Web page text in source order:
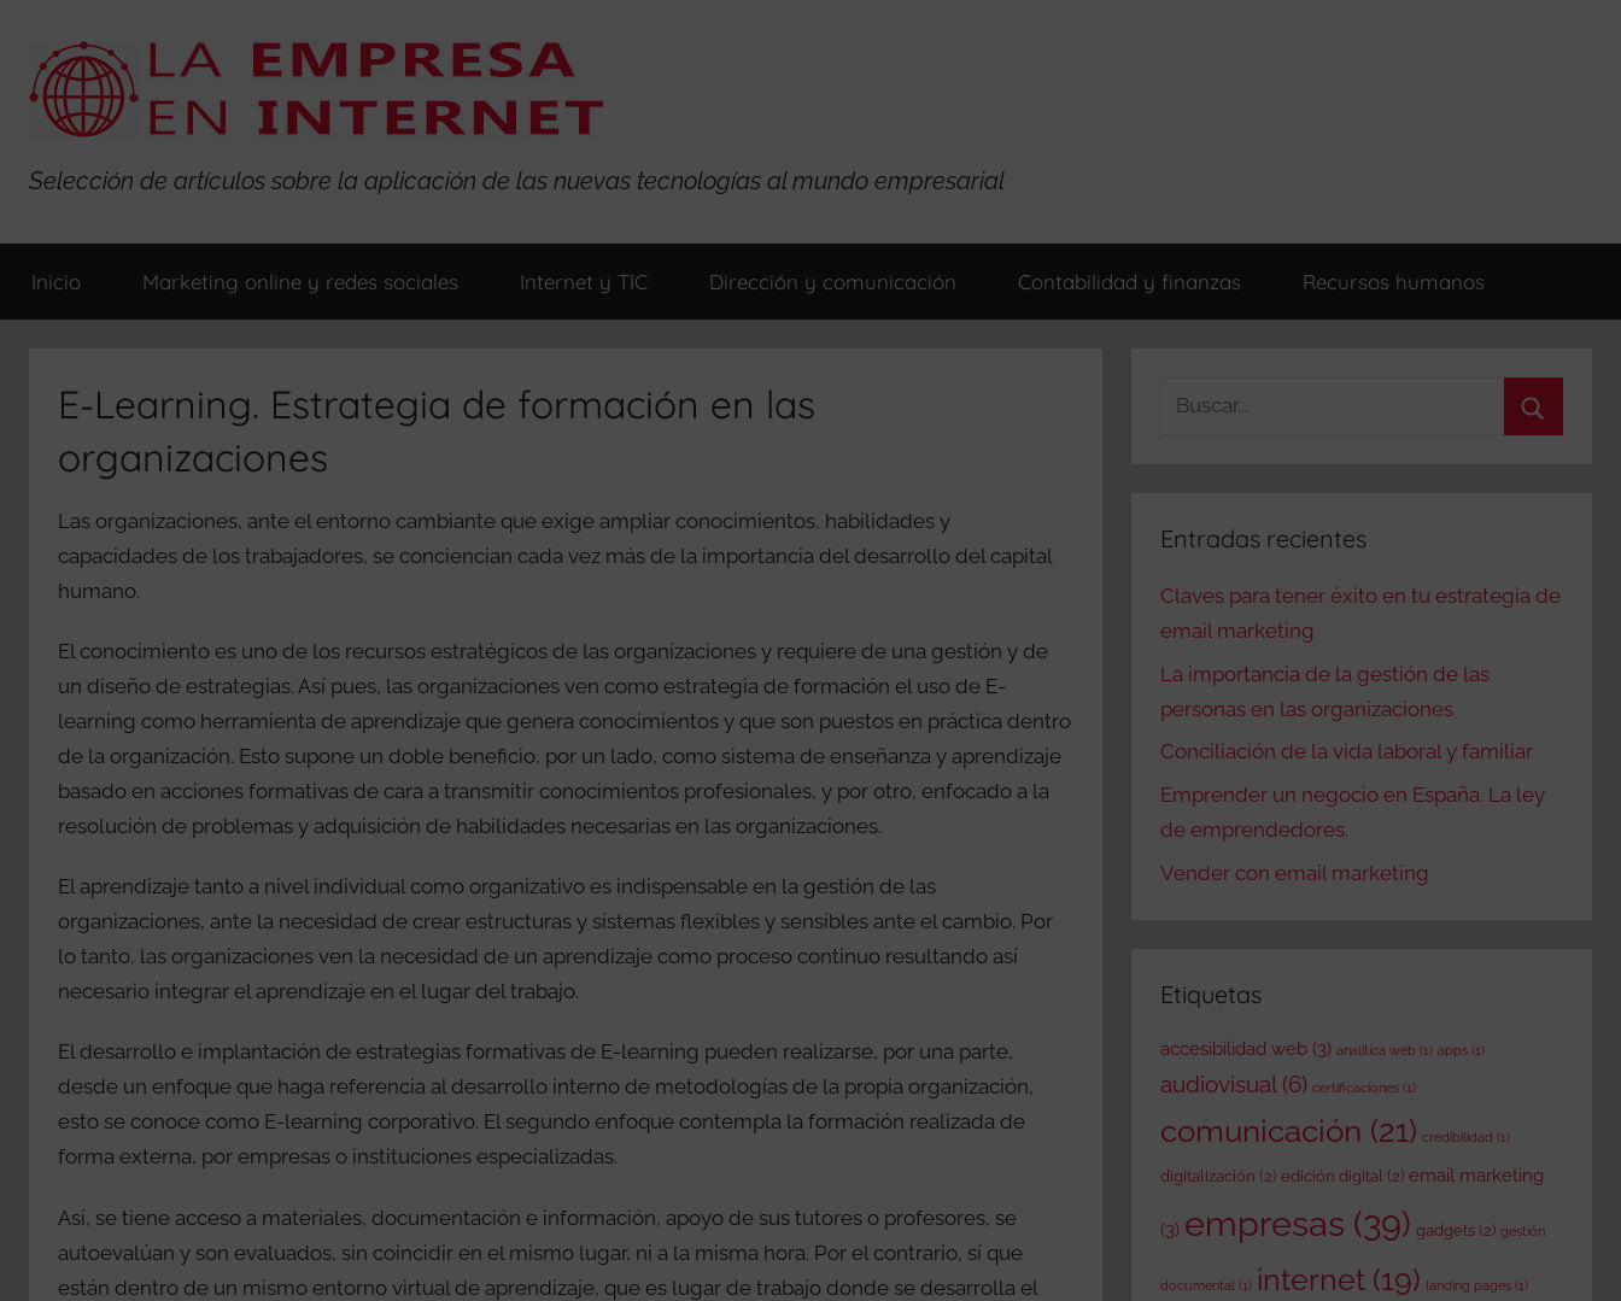
contenido
La
Empresa
en
Internet
Selección de artículos sobre la aplicación de las nuevas tecnologías al mundo empresarial
Inicio Marketing online y redes sociales Internet y TIC Dirección y comunicación Contabilidad y finanzas Recursos humanos
E-Learning. Estrategia de formación en las
organizaciones
Las organizaciones, ante el entorno cambiante que exige ampliar conocimientos, habilidades y
capacidades de los trabajadores, se conciencian cada vez más de la importancia del desarrollo del capital
humano.
El conocimiento es uno de los recursos estratégicos de las organizaciones y requiere de una gestión y de
un diseño de estrategias. Así pues, las organizaciones ven como estrategia de formación el uso de E-
learning como herramienta de aprendizaje que genera conocimientos y que son puestos en práctica dentro
de la organización. Esto supone un doble beneficio, por un lado, como sistema de enseñanza y aprendizaje
basado en acciones formativas de cara a transmitir conocimientos profesionales, y por otro, enfocado a la
resolución de problemas y adquisición de habilidades necesarias en las organizaciones.
El aprendizaje tanto a nivel individual como organizativo es indispensable en la gestión de las
organizaciones, ante la necesidad de crear estructuras y sistemas flexibles y sensibles ante el cambio. Por
lo tanto, las organizaciones ven la necesidad de un aprendizaje como proceso continuo resultando así
necesario integrar el aprendizaje en el lugar del trabajo.
El desarrollo e implantación de estrategias formativas de E-learning pueden realizarse, por una parte,
desde un enfoque que haga referencia al desarrollo interno de metodologías de la propia organización,
esto se conoce como E-learning corporativo. El segundo enfoque contempla la formación realizada de
forma externa, por empresas o instituciones especializadas.
Así, se tiene acceso a materiales, documentación e información, apoyo de sus tutores o profesores, se
autoevalúan y son evaluados, sin coincidir en el mismo lugar, ni a la misma hora. Por el contrario, sí que
están dentro de un mismo entorno virtual de aprendizaje, que es lugar de trabajo donde se desarrolla el
Buscar:
Entradas recientes
Claves para tener éxito en tu estrategia de
email marketing
La importancia de la gestión de las
personas en las organizaciones
Conciliación de la vida laboral y familiar
Emprender un negocio en España. La ley
de emprendedores.
Vender con email marketing
Etiquetas
accesibilidad web (3) analítica web (1) apps (1)
audiovisual (6) certificaciones (1)
comunicación (21) credibilidad (1)
digitalización (2) edición digital (2) email marketing
(3) empresas (39) gadgets (2) gestión
documental (1) internet (19) landing pages (1)